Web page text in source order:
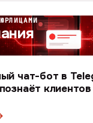
чат-бот в